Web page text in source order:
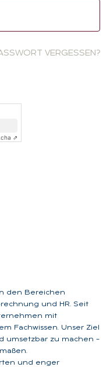
VERGESSEN?
⇗
in den Bereichen
und HR. Seit
mit
Fachwissen. Unser Ziel
umsetzbar zu machen –
und enger